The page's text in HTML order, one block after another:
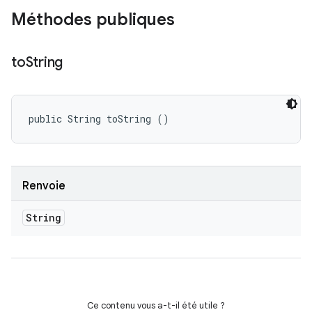
Méthodes publiques
toString
public String toString ()
Renvoie
String
Ce contenu vous a-t-il été utile ?